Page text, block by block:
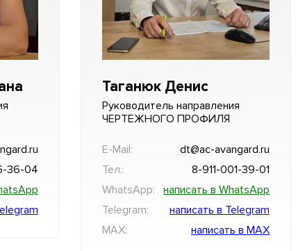
36-04
Таганюк Денис
Руководитель направления
ЧЕРТЕЖНОГО ПРОФИЛЯ
E-Mail:
dt@ac-avangard.ru
Тел.:
8-911-001-39-01
WhatsApp:
написать в WhatsApp
Telegram:
написать в Telegram
MAX:
написать в MAX